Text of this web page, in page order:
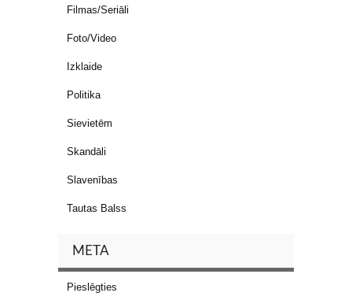
Filmas/Seriāli
Foto/Video
Izklaide
Politika
Sievietēm
Skandāli
Slavenības
Tautas Balss
META
Pieslēgties